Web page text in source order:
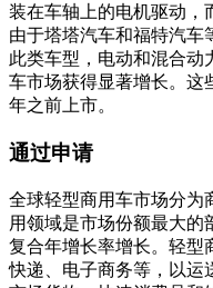
装在车轴上的电机驱动，
由于塔塔汽车和福特汽车
此类车型，电动和混合动
车市场获得显著增长。这
年之前上市。
通过申请
全球轻型商用车市场分为
用领域是市场份额最大的
复合年增长率增长。轻型
快递、电子商务等，以运